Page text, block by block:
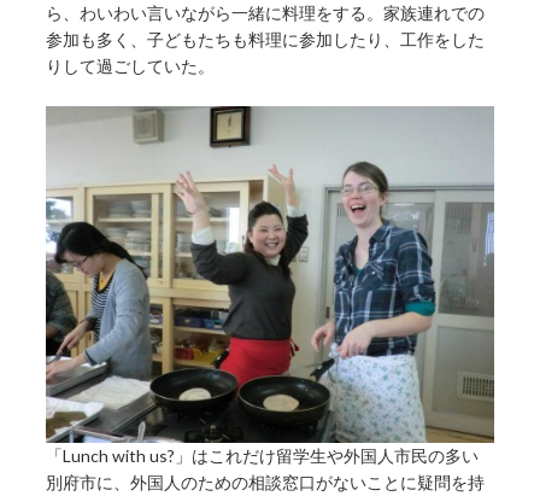
ら、わいわい言いながら一緒に料理をする。家族連れでの
参加も多く、子どもたちも料理に参加したり、工作をした
りして過ごしていた。
「Lunch with us?」はこれだけ留学生や外国人市民の多い
別府市に、外国人のための相談窓口がないことに疑問を持